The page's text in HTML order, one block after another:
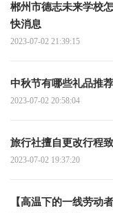
郴州市德志未来学校
快消息
2023-07-02 21:39:15
中秋节有哪些礼品推
2023-07-02 20:58:04
旅行社擅自更改行程
2023-07-02 19:37:20
【高温下的一线劳动